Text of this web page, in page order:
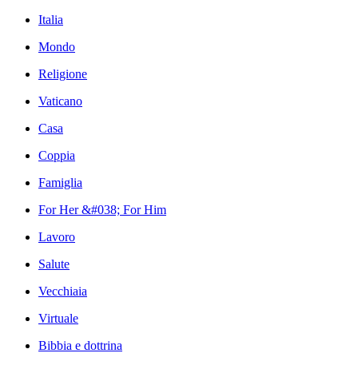
Italia
Mondo
Religione
Vaticano
Casa
Coppia
Famiglia
For Her &#038; For Him
Lavoro
Salute
Vecchiaia
Virtuale
Bibbia e dottrina